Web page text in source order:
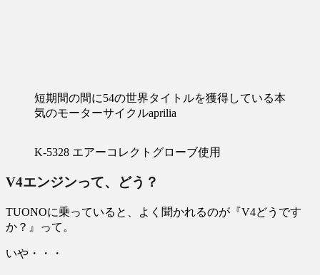
短期間の間に54の世界タイトルを獲得している本
気のモーターサイクルaprilia
K-5328 エアーコレクトグローブ使用
V4エンジンって、どう？
TUONOに乗っていると、よく聞かれるのが『V4どうです
か？』って。
いや・・・